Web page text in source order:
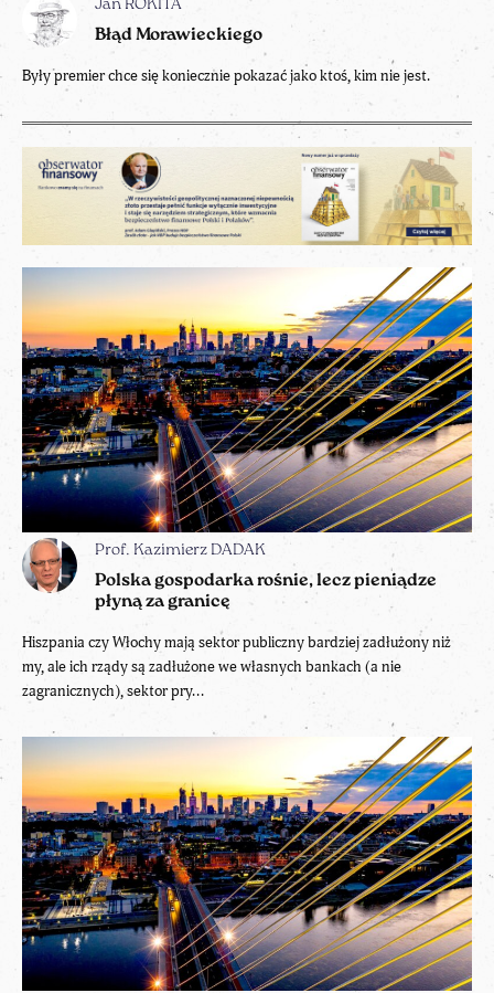
Jan ROKITA
Błąd Morawieckiego
Były premier chce się koniecznie pokazać jako ktoś, kim nie jest.
Prof. Kazimierz DADAK
Polska gospodarka rośnie, lecz pieniądze
płyną za granicę
Hiszpania czy Włochy mają sektor publiczny bardziej zadłużony niż
my, ale ich rządy są zadłużone we własnych bankach (a nie
zagranicznych), sektor pry...